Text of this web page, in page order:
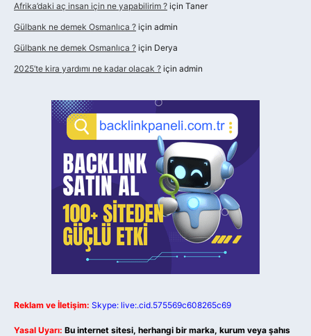
Afrika’daki aç insan için ne yapabilirim ? için Taner
Gülbank ne demek Osmanlıca ? için admin
Gülbank ne demek Osmanlıca ? için Derya
2025’te kira yardımı ne kadar olacak ? için admin
Reklam ve İletişim: Skype: live:.cid.575569c608265c69
Yasal Uyarı: Bu internet sitesi, herhangi bir marka, kurum veya şahıs